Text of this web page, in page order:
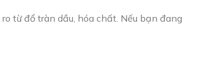
từ đổ tràn dầu, hóa chất. Nếu bạn đang